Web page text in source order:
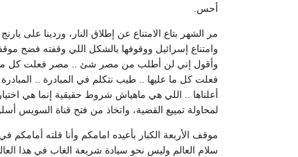
أحس.
مر الشهر بتاع الامتناع عن إطلاق النار، وردينا على
وامتناع إسرائيل ووقوفها بالشكل اللي وقفته فضح
وأقول إني لن أطلب من مصر شئ .. مصر فعلت كل ما
فعلت كل ما عليها .. طيب نتكلم في المبادرة ..
أعلناها .. اللي هي ماهياش شروط حقيقية إنما هي اختيار
لمحاولة تمييع القضية، واتخاذ من فتح قناة السويس
موقف الأربعة الكبار بأعيده امامكم وأنا قلته أمامكم
سلام العالم وليس نحو سيادة شريعة الغاب في هذا